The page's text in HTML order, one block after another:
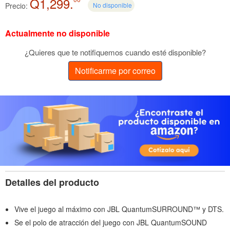
Precio: No disponible
Actualmente no disponible
¿Quieres que te notifiquemos cuando esté disponible?
Notificarme por correo
Detalles del producto
Vive el juego al máximo con JBL QuantumSURROUND™ y DTS.
Se el polo de atracción del juego con JBL QuantumSOUND